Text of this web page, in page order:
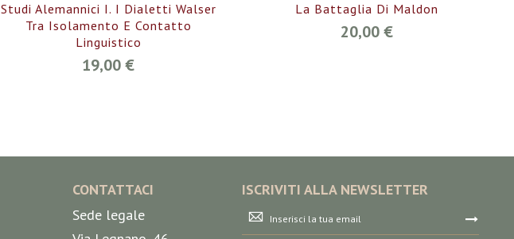
Studi Alemannici I. I Dialetti Walser
Tra Isolamento E Contatto
Linguistico
19,00 €
La Battaglia Di Maldon
20,00 €
CONTATTACI
Sede legale
ISCRIVITI ALLA NEWSLETTER
Iscriviti
alla